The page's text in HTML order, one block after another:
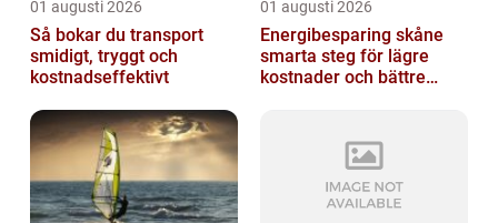
01 augusti 2026
Så bokar du transport
smidigt, tryggt och
kostnadseffektivt
01 augusti 2026
Energibesparing skåne
smarta steg för lägre
kostnader och bättre